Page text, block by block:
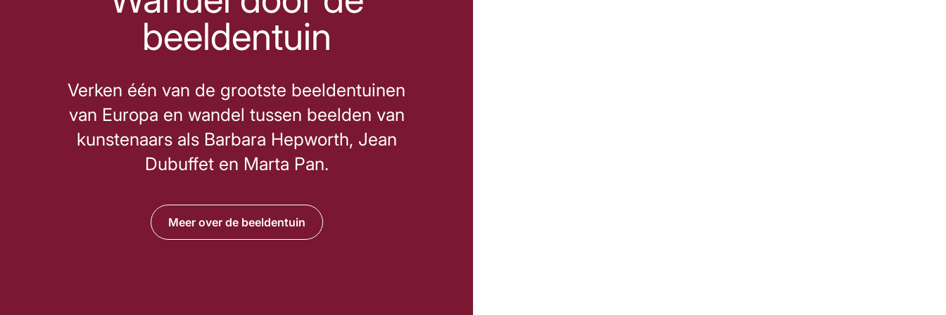
beeldentuin
Verken één van de grootste beeldentuinen
van Europa en wandel tussen beelden van
kunstenaars als Barbara Hepworth, Jean
Dubuffet en Marta Pan.
Meer over de beeldentuin